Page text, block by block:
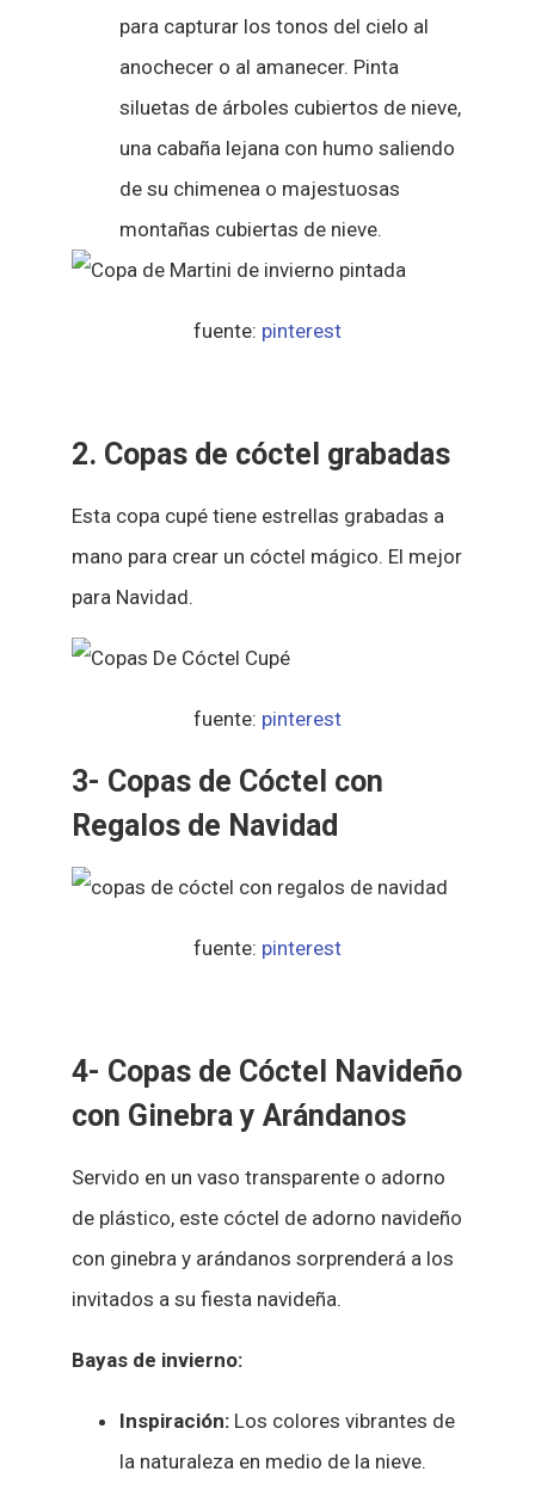
para capturar los tonos del cielo al
anochecer o al amanecer. Pinta
siluetas de árboles cubiertos de nieve,
una cabaña lejana con humo saliendo
de su chimenea o majestuosas
montañas cubiertas de nieve.
fuente: pinterest
2. Copas de cóctel grabadas
Esta copa cupé tiene estrellas grabadas a
mano para crear un cóctel mágico. El mejor
para Navidad.
fuente: pinterest
3- Copas de Cóctel con
Regalos de Navidad
fuente: pinterest
4- Copas de Cóctel Navideño
con Ginebra y Arándanos
Servido en un vaso transparente o adorno
de plástico, este cóctel de adorno navideño
con ginebra y arándanos sorprenderá a los
invitados a su fiesta navideña.
Bayas de invierno:
Inspiración: Los colores vibrantes de
la naturaleza en medio de la nieve.